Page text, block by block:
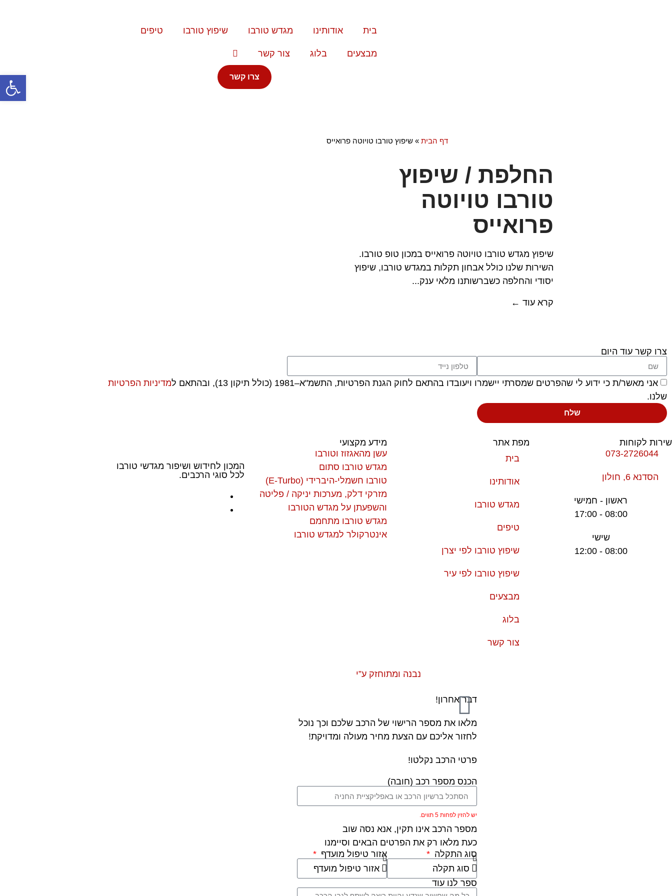
בית אודותינו מגדש טורבו שיפוץ טורבו טיפים
מבצעים בלוג צור קשר
צרו קשר
דף הבית »שיפוץ טורבו טויוטה פרואייס
החלפת / שיפוץ
טורבו טויוטה
פרואייס
שיפוץ מגדש טורבו טויוטה פרואייס במכון טופ טורבו.
השירות שלנו כולל אבחון תקלות במגדש טורבו, שיפוץ
יסודי והחלפה כשברשותנו מלאי ענק...
קרא עוד ←
צרו קשר עוד היום
אני מאשר/ת כי ידוע לי שהפרטים שמסרתי יישמרו ויעובדו בהתאם לחוק הגנת הפרטיות, התשמ"א–1981 (כולל תיקון 13), ובהתאם ל
מדיניות הפרטיות
שלנו.
שלח
שירות לקוחות
073-2726044
הסדנא 6, חולון
ראשון - חמישי
08:00 - 17:00
שישי
08:00 - 12:00
מפת אתר
בית
אודותינו
מגדש טורבו
טיפים
שיפוץ טורבו לפי יצרן
שיפוץ טורבו לפי עיר
מבצעים
בלוג
צור קשר
מידע מקצועי
עשן מהאגזוז וטורבו
מגדש טורבו סתום
טורבו חשמלי-היברידי (E-Turbo)
מזרקי דלק, מערכות יניקה / פליטה
והשפעתן על מגדש הטורבו
מגדש טורבו מתחמם
אינטרקולר למגדש טורבו
המכון לחידוש ושיפור מגדשי טורבו
לכל סוגי הרכבים.
נבנה ומתוחזק ע”י
דבר אחרון!
מלאו את מספר הרישוי של הרכב שלכם וכך נוכל
לחזור אליכם עם הצעת מחיר מעולה ומדויקת!
פרטי הרכב נקלטו!
הכנס מספר רכב (חובה)
יש להזין לפחות 5 תווים.
מספר הרכב אינו תקין, אנא נסה שוב
כעת מלאו רק את הפרטים הבאים וסיימנו
סוג התקלה
אזור טיפול מועדף
ספר לנו עוד